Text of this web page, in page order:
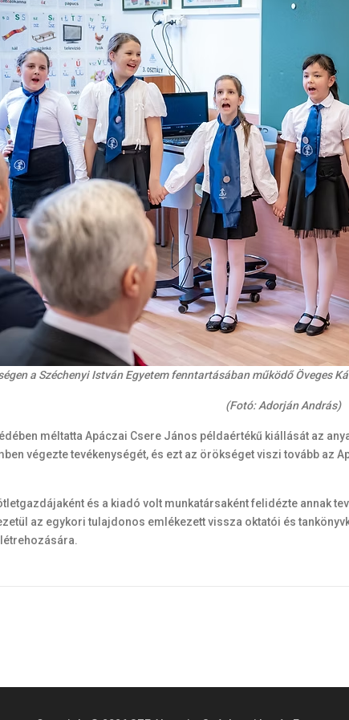
a Széchenyi István Egyetem fenntartásában működő Öveges
(Fotó: Adorján András)
méltatta Apáczai Csere János példaértékű kiállását az
végezte tevékenységét, és ezt az örökséget viszi tovább az
és a kiadó volt munkatársaként felidézte annak
az egykori tulajdonos emlékezett vissza oktatói és